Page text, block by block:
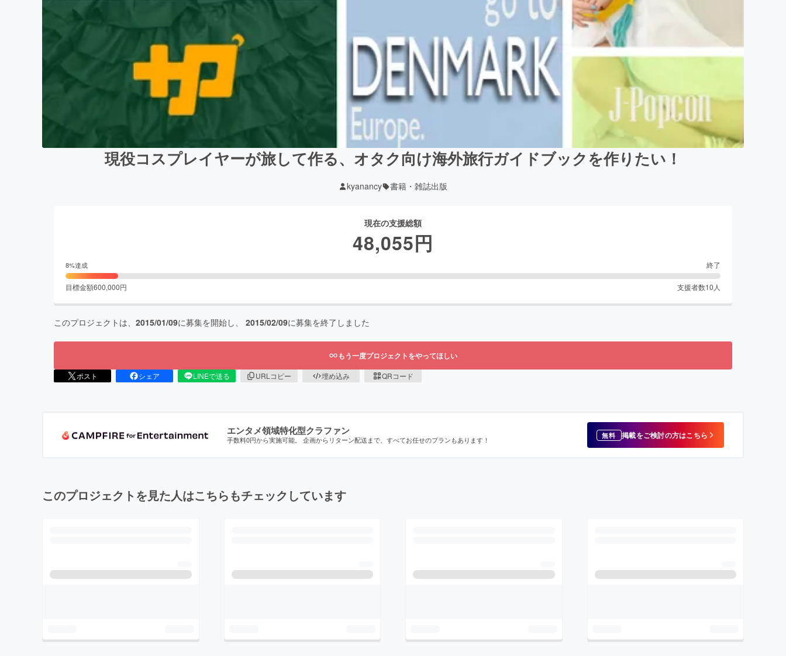
現役コスプレイヤーが旅して作る、オタク向け海外旅行ガイドブックを作りたい！
kyanancy 書籍・雑誌出版
現在の支援総額
48,055円
8%達成 終了
目標金額600,000円 支援者数10 人
このプロジェクトは、 2015/01/09に募集を開始し、 2015/02/09に募集を終了しました
もう一度プロジェクトをやってほしい
ポスト シェア LINEで送る URLコピー 埋め込み QRコード
エンタメ領域特化型クラファン
手数料0円から実施可能。 企画からリターン配送まで、すべてお任せのプランもあります！ 無料 掲載をご検討の方はこちら
このプロジェクトを見た人はこちらもチェックしています